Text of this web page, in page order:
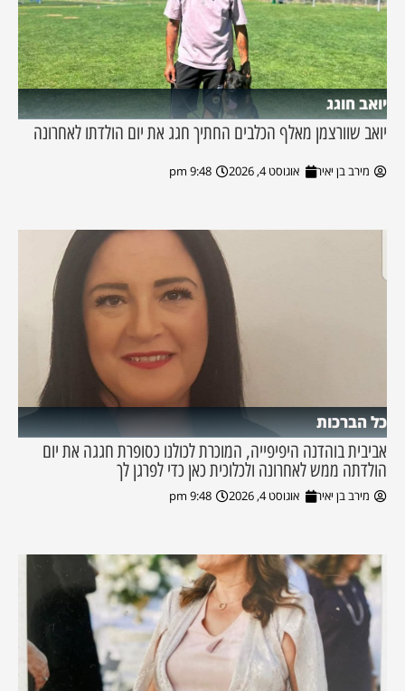
יואב חוגג
יואב שוורצמן מאלף הכלבים החתיך חגג את יום הולדתו לאחרונה
מירב בן יאיר אוגוסט 4, 2026 9:48 pm
כל הברכות
אביבית בוהדנה היפיפייה, המוכרת לכולנו כסופרת חגגה את יום
הולדתה ממש לאחרונה ולכלוכית כאן כדי לפרגן לך
מירב בן יאיר אוגוסט 4, 2026 9:48 pm